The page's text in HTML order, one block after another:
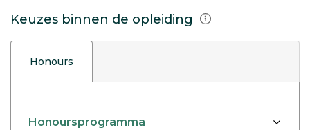
Keuzes binnen de opleiding
Honours
Honoursprogramma